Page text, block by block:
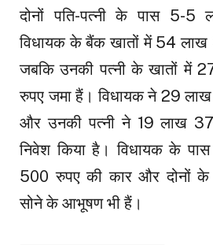
दोनों पति-पत्नी के पास 5-
विधायक के बैंक खातों में 54
जबकि उनकी पत्नी के खातों में
रुपए जमा हैं। विधायक ने 29
और उनकी पत्नी ने 19 लाख
निवेश किया है। विधायक के
500 रुपए की कार और दोनों के
सोने के आभूषण भी हैं।